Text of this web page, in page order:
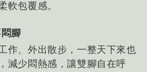
軟包覆感。
腳
作、外出散步，一整天下來也
減少悶熱感，讓雙腳自在呼